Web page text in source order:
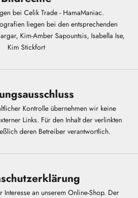
bei Celik Trade - HamaManiac.
liegen bei den entsprechenden
Kim-Amber Sapountsis, Isabella Ise,
Kim Stickfort
Kontrolle übernehmen wir keine
Links. Für den Inhalt der verlinkten
deren Betreiber verantwortlich.
an unserem Online-Shop. Der